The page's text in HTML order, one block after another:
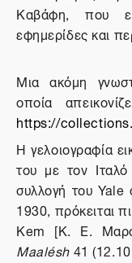
Καβάφη, που
εφημερίδες και
Μια ακόμη
οποία
https://
Η γελοιογραφία
του με τον
συλλογή τουYale
1930, πρόκειται
Κem [Κ. Ε.
Maalésh41